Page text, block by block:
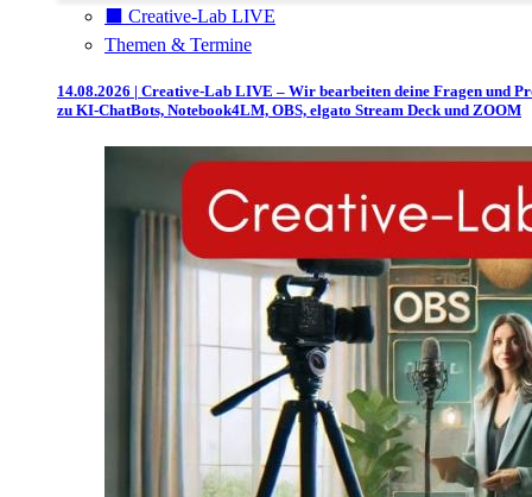
⬛️ Creative-Lab LIVE
Themen & Termine
14.08.2026 | Creative-Lab LIVE – Wir bearbeiten deine Fragen und
zu KI-ChatBots, Notebook4LM, OBS, elgato Stream Deck und ZOOM